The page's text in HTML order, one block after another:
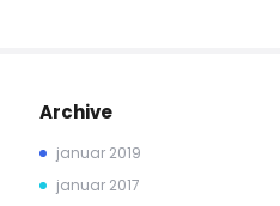
Archive
januar 2019
januar 2017